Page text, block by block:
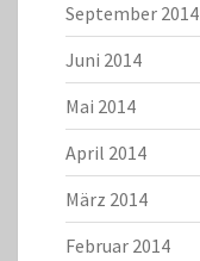
September 2014
Juni 2014
Mai 2014
April 2014
März 2014
Februar 2014